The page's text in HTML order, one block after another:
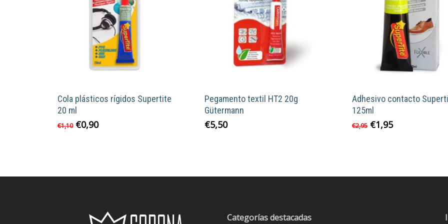
Cola plásticos rígidos Supertite
20 ml
€1,10 El
€0,90El
Pegamento textil HT2 20g
Gütermann
€5,50
Adhesivo contacto
125ml
€2,95 El
€1,95El
Categorías destacadas